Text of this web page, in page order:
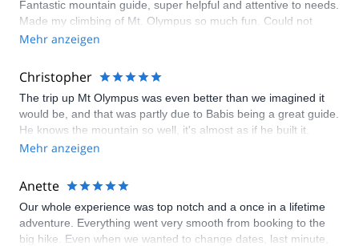
Fantastic mountain guide, super helpful and attentive to needs.
Made my climbing of Mt. Olympus so much fun. Could not
recommend Explore-share or Babis more!
Mehr anzeigen
Christopher
The trip up Mt Olympus was even better than we imagined it
would be, and that was partly due to Babis being a great guide.
He knows the mountain so well, it's almost as if he built it.
Mehr anzeigen
Anette
Our whole experience was top notch and a once in a lifetime
adventure. Everything went very smooth from booking to the
big hike. Even when we wanted to change dates, last minute,